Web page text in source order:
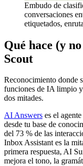
Embudo de
conversaciones
etiquetados,
Qué hace (y
Scout
Reconocimiento donde
funciones de IA limpio
dos mitades.
AI Answers es el
desde tu base de
del 73 % de las
Inbox Assistant es la
primera respuesta, AI
mejora el tono, la